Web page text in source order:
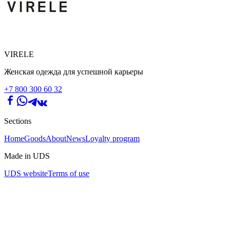
VIRELE
Женская одежда для успешной карьеры
+7 800 300 60 32
Sections
HomeGoodsAboutNewsLoyalty program
Made in UDS
UDS websiteTerms of use